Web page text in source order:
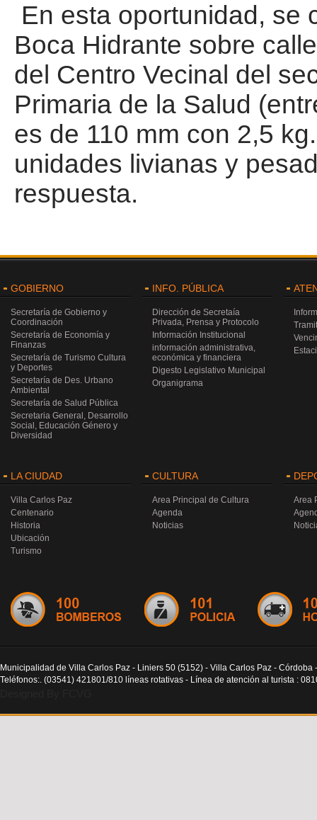
En esta oportunidad, se
Boca Hidrante sobre
del Centro Vecinal del
Primaria de la Salud
es de 110 mm con 2,5
unidades livianas y
respuesta.
GOBIERNO
Secretaría de Gobierno y
Coordinación
Secretaría de Economía y
Finanzas
Secretaría de Turismo Cultura
y Deportes
Secretaría de Des. Urbano
Ambiental
Secretaría de Salud Pública
Secretaria General, Desarrollo
Social, Educación Género y
Diversidad
INFO. PÚBLICA
Dirección de Secretaía
Privada, Prensa y Protocolo
Información Institucional
información administrativa,
económica y financiera
Digesto Legislativo Municipal
Organigrama
LA CIUDAD
Villa Carlos Paz
Centenario
Historia
Ubicación
Turismo
CULTURA
Area Principal de Cultura
Agenda
Noticias
Area
Municipalidad de Villa Carlos Paz - Liniers 50 (5152) - Villa Carlos Paz - Córdoba
Teléfonos:. (03541) 421801/810 líneas rotativas - Línea de atención al turista :